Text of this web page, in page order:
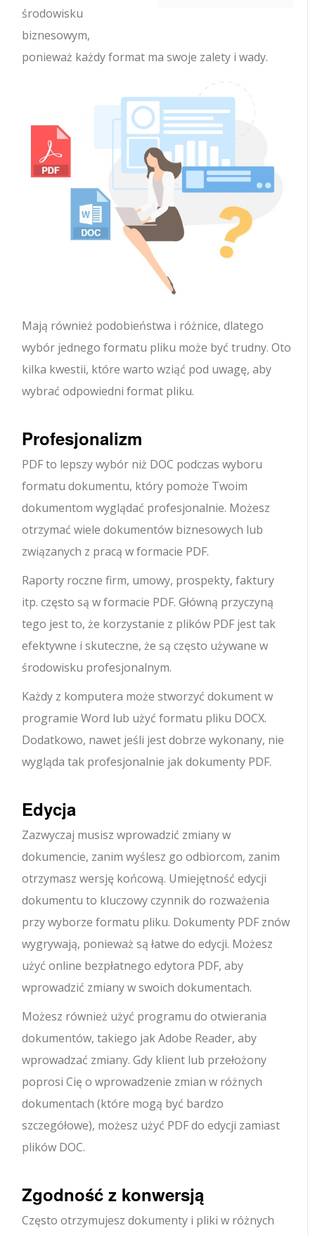
środowisku
biznesowym,
ponieważ każdy format ma swoje zalety i wady.
Mają również podobieństwa i różnice, dlatego
wybór jednego formatu pliku może być trudny. Oto
kilka kwestii, które warto wziąć pod uwagę, aby
wybrać odpowiedni format pliku.
Profesjonalizm
PDF to lepszy wybór niż DOC podczas wyboru
formatu dokumentu, który pomoże Twoim
dokumentom wyglądać profesjonalnie. Możesz
otrzymać wiele dokumentów biznesowych lub
związanych z pracą w formacie PDF.
Raporty roczne firm, umowy, prospekty, faktury
itp. często są w formacie PDF. Główną przyczyną
tego jest to, że korzystanie z plików PDF jest tak
efektywne i skuteczne, że są często używane w
środowisku profesjonalnym.
Każdy z komputera może stworzyć dokument w
programie Word lub użyć formatu pliku DOCX.
Dodatkowo, nawet jeśli jest dobrze wykonany, nie
wygląda tak profesjonalnie jak dokumenty PDF.
Edycja
Zazwyczaj musisz wprowadzić zmiany w
dokumencie, zanim wyślesz go odbiorcom, zanim
otrzymasz wersję końcową. Umiejętność edycji
dokumentu to kluczowy czynnik do rozważenia
przy wyborze formatu pliku. Dokumenty PDF znów
wygrywają, ponieważ są łatwe do edycji. Możesz
użyć online bezpłatnego edytora PDF, aby
wprowadzić zmiany w swoich dokumentach.
Możesz również użyć programu do otwierania
dokumentów, takiego jak Adobe Reader, aby
wprowadzać zmiany. Gdy klient lub przełożony
poprosi Cię o wprowadzenie zmian w różnych
dokumentach (które mogą być bardzo
szczegółowe), możesz użyć PDF do edycji zamiast
plików DOC.
Zgodność z konwersją
Często otrzymujesz dokumenty i pliki w różnych